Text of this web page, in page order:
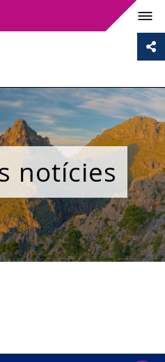
notícies